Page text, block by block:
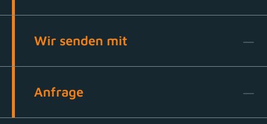
Wir senden mit
Anfrage